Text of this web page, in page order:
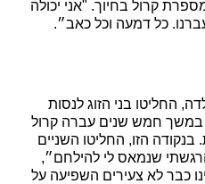
קרול בחיוך. "אני יכולה
כל דמעה וכל כאב״.
החליטו בני הזוג לנסות
במשך חמש שנים עברה קרול
בנקודה הזו, החליטו השניים
שנמאס לי להילחם״,
כבר לא צעירים השפיעה על